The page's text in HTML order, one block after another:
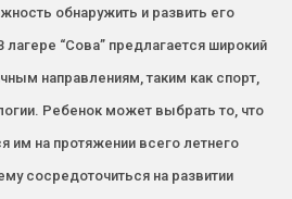
обнаружить и развить его
лагере “Сова” предлагается широкий
направлениям, таким как спорт,
Ребенок может выбрать то, что
им на протяжении всего летнего
сосредоточиться на развитии